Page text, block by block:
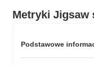
Metryki Jigsaw
Podstawowe